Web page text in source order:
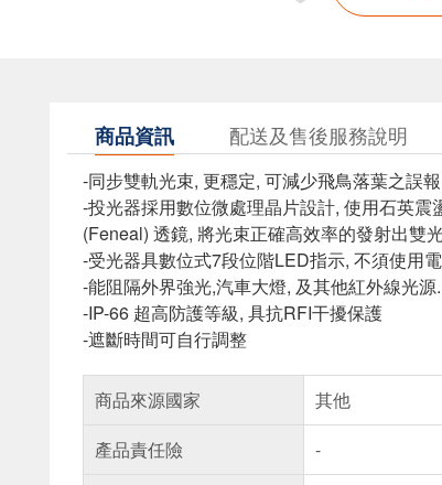
商品資訊 配送及售後服務說明
-同步雙軌光束, 更穩定, 可減少飛鳥落葉之誤報
-投光器採用數位微處理晶片設計, 使用石英
(Feneal) 透鏡, 將光束正確高效率的發射出雙
-受光器具數位式7段位階LED指示, 不須使用
-能阻隔外界強光,汽車大燈, 及其他紅外線光源.
-IP-66 超高防護等級, 具抗RFI干擾保護
-遮斷時間可自行調整
商品來源國家
其他
產品責任險
-